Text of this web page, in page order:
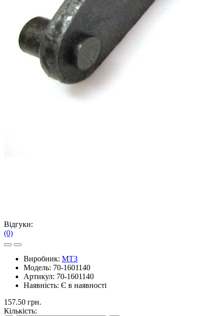
Відгуки:
(0)
Виробник: МТЗ
Модель: 70-1601140
Артикул: 70-1601140
Наявність: Є в наявності
157.50 грн.
Кількість: